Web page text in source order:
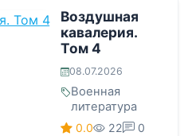
Воздушная
кавалерия.
Том 4
08.07.2026
Военная
литература
0.0 22 0